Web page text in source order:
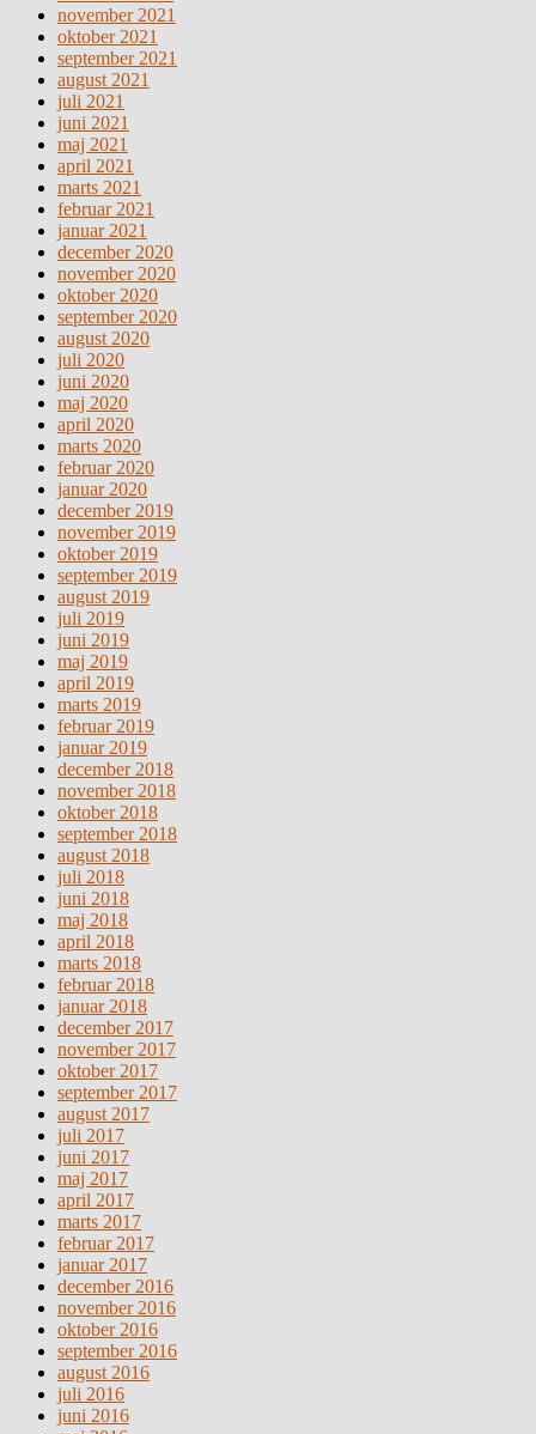
november 2021
oktober 2021
september 2021
august 2021
juli 2021
juni 2021
maj 2021
april 2021
marts 2021
februar 2021
januar 2021
december 2020
november 2020
oktober 2020
september 2020
august 2020
juli 2020
juni 2020
maj 2020
april 2020
marts 2020
februar 2020
januar 2020
december 2019
november 2019
oktober 2019
september 2019
august 2019
juli 2019
juni 2019
maj 2019
april 2019
marts 2019
februar 2019
januar 2019
december 2018
november 2018
oktober 2018
september 2018
august 2018
juli 2018
juni 2018
maj 2018
april 2018
marts 2018
februar 2018
januar 2018
december 2017
november 2017
oktober 2017
september 2017
august 2017
juli 2017
juni 2017
maj 2017
april 2017
marts 2017
februar 2017
januar 2017
december 2016
november 2016
oktober 2016
september 2016
august 2016
juli 2016
juni 2016